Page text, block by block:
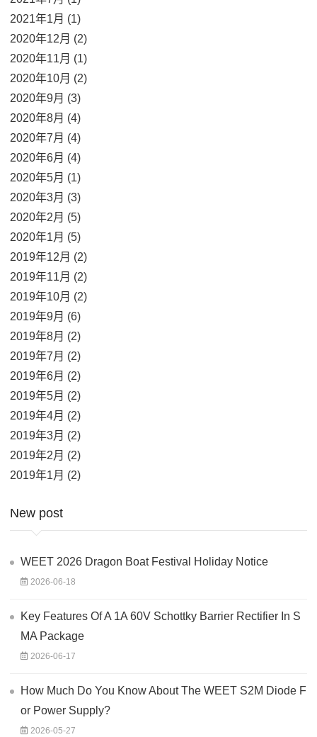
2021年1月 (1)
2020年12月 (2)
2020年11月 (1)
2020年10月 (2)
2020年9月 (3)
2020年8月 (4)
2020年7月 (4)
2020年6月 (4)
2020年5月 (1)
2020年3月 (3)
2020年2月 (5)
2020年1月 (5)
2019年12月 (2)
2019年11月 (2)
2019年10月 (2)
2019年9月 (6)
2019年8月 (2)
2019年7月 (2)
2019年6月 (2)
2019年5月 (2)
2019年4月 (2)
2019年3月 (2)
2019年2月 (2)
2019年1月 (2)
New post
WEET 2026 Dragon Boat Festival Holiday Notice
2026-06-18
Key Features Of A 1A 60V Schottky Barrier Rectifier In S
MA Package
2026-06-17
How Much Do You Know About The WEET S2M Diode F
or Power Supply?
2026-05-27